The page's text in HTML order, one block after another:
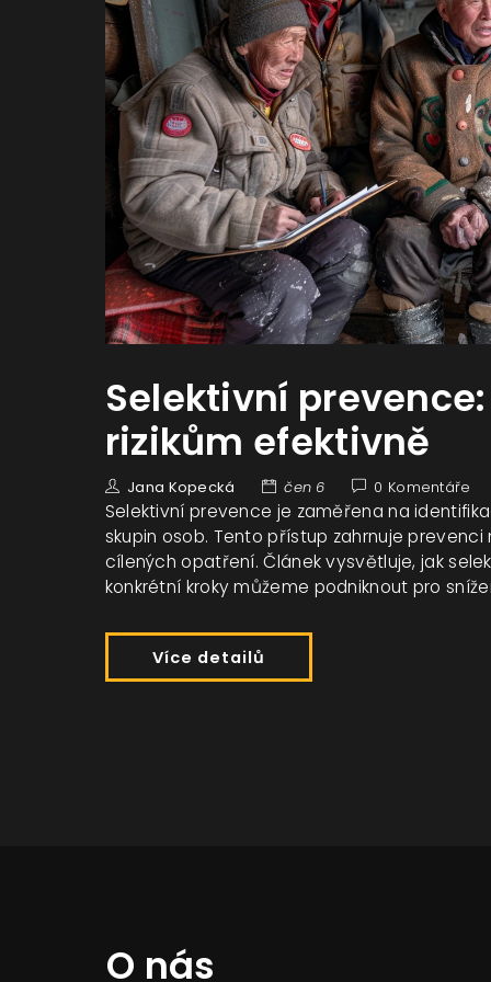
Selektivní
rizikům efektivně
Jana Kopecká čen 6 0 Komentáře
Selektivní prevence je zaměřena na
skupin osob. Tento přístup zahrnuje
cílených opatření. Článek vysvětluje, jak
konkrétní kroky můžeme podniknout pro
Více detailů
O nás